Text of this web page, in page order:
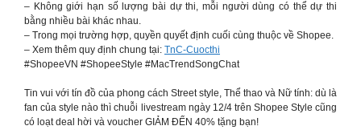
– Không giới hạn số lượng bài dự thi, mỗi người dùng có thể dự thi
bằng nhiều bài khác nhau.
– Trong mọi trường hợp, quyền quyết định cuối cùng thuộc về Shopee.
– Xem thêm quy định chung tại: TnC-Cuocthi
#ShopeeVN #ShopeeStyle #MacTrendSongChat
Tin vui với tín đồ của phong cách Street style, Thể thao và Nữ tính: dù là
fan của style nào thì chuỗi livestream ngày 12/4 trên Shopee Style cũng
có loạt deal hời và voucher GIẢM ĐẾN 40% tặng bạn!